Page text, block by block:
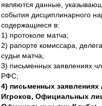
являются данные,
события дисциплинарного
содержащиеся в:
1) протоколе матча;
2) рапорте комиссара,
судьи матча;
3) письменных заявлениях
РФС;
4) письменных заявлениях
Игроков, Официальных